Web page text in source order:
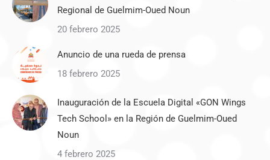
Regional de Guelmim-Oued Noun
20 febrero 2025
Anuncio de una rueda de prensa
18 febrero 2025
Inauguración de la Escuela Digital «GON Wings
Tech School» en la Región de Guelmim-Oued
Noun
4 febrero 2025